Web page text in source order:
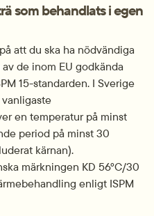
som behandlats i egen
att du ska ha nödvändiga
de inom EU godkända
15-standarden. I Sverige
en temperatur på minst
period på minst 30
kärnan).
märkningen KD 56°C/30
enligt ISPM